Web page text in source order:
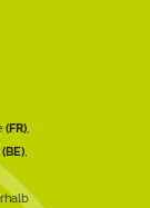
(FR),
(BE),